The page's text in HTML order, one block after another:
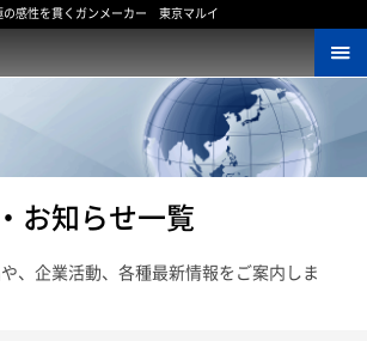
の感性を貫くガンメーカー 東京マルイ
お知らせ一覧
、企業活動、各種最新情報をご案内しま